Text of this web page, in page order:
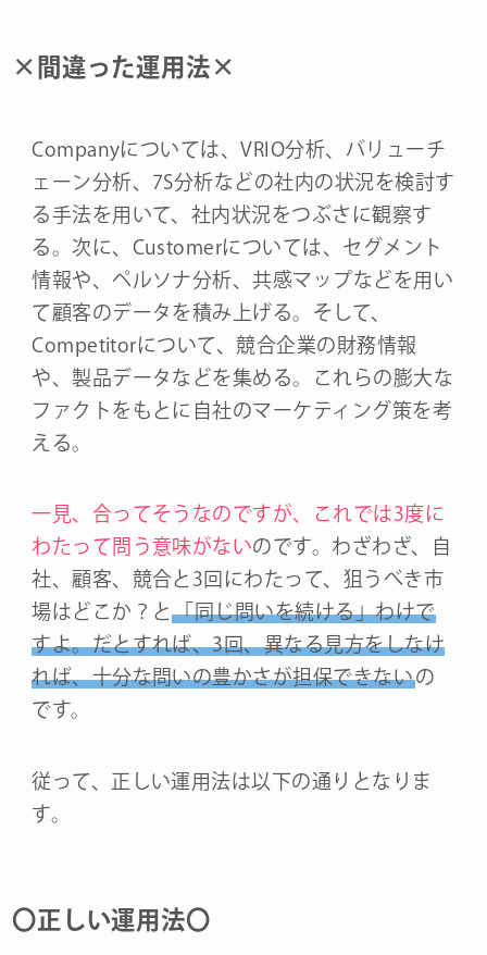
×間違った運用法×
Companyについては、VRIO分析、バリューチ
ェーン分析、7S分析などの社内の状況を検討す
る手法を用いて、社内状況をつぶさに観察す
る。次に、Customerについては、セグメント
情報や、ペルソナ分析、共感マップなどを用い
て顧客のデータを積み上げる。そして、
Competitorについて、競合企業の財務情報
や、製品データなどを集める。これらの膨大な
ファクトをもとに自社のマーケティング策を考
える。
一見、合ってそうなのですが、これでは3度に
わたって問う意味がないのです。わざわざ、自
社、顧客、競合と3回にわたって、狙うべき市
場はどこか？と「同じ問いを続ける」わけで
すよ。だとすれば、3回、異なる見方をしなけ
れば、十分な問いの豊かさが担保できないの
です。
従って、正しい運用法は以下の通りとなりま
す。
〇正しい運用法〇